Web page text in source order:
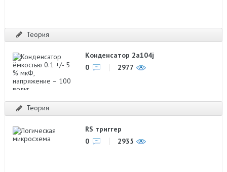
Теория
Конденсатор 2a104j
0
2977
Теория
RS триггер
0
2935